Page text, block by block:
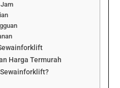
Harga Termurah